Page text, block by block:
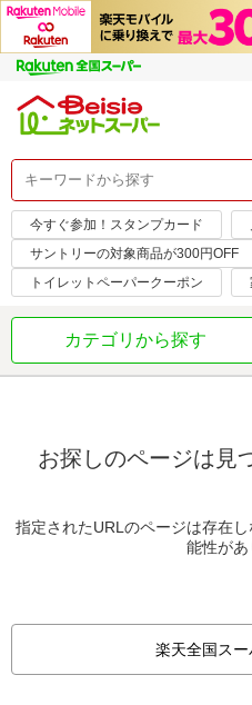
今すぐ参加！スタンプカード
サントリーの対象商品が300円OFF
トイレットペーパークーポン
カテゴリから探す
お探しのページは見
指定されたURLのページは存在
能性があ
楽天全国ス